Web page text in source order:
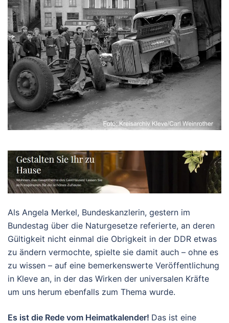
Als Angela Merkel, Bundeskanzlerin, gestern im
Bundestag über die Naturgesetze referierte, an deren
Gültigkeit nicht einmal die Obrigkeit in der DDR etwas
zu ändern vermochte, spielte sie damit auch – ohne es
zu wissen – auf eine bemerkenswerte Veröffentlichung
in Kleve an, in der das Wirken der universalen Kräfte
um uns herum ebenfalls zum Thema wurde.
Es ist die Rede vom Heimatkalender! Das ist eine